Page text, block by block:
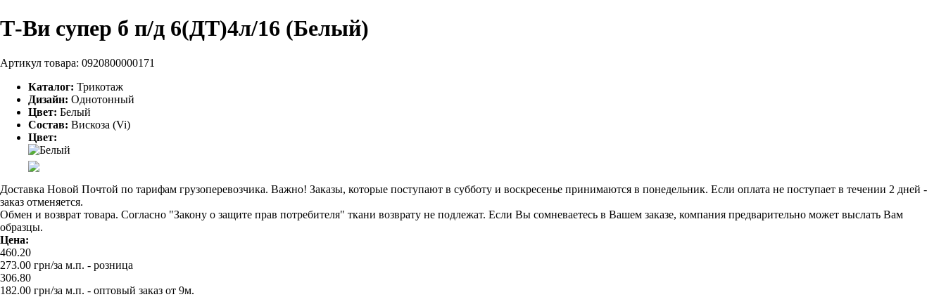
Т-Ви супер б п/д 6(ДТ)4л/16 (Белый)
Артикул товара: 0920800000171
Каталог: Трикотаж
Дизайн: Однотонный
Цвет: Белый
Состав: Вискоза (Vi)
Цвет:
Доставка Новой Почтой по тарифам грузоперевозчика. Важно! Заказы, которые поступают в субботу и воскресенье принимаются в понедельник. Если оплата не поступает в течении 2 дней -
заказ отменяется.
Обмен и возврат товара. Согласно "Закону о защите прав потребителя" ткани возврату не подлежат. Если Вы сомневаетесь в Вашем заказе, компания предварительно может выслать Вам
образцы.
Цена:
460.20
273.00 грн/за м.п. - розница
306.80
182.00 грн/за м.п. - оптовый заказ от 9м.